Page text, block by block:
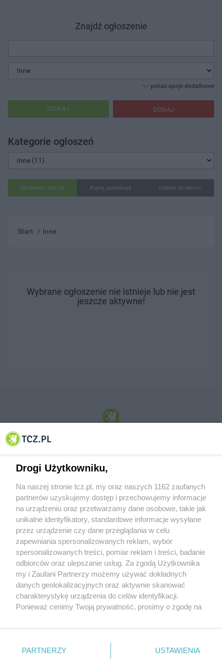
Znajdź ogłoszenie
pokaż opcje dodatkowe
DODAJ
SZUKAJ
Kategorie ogłoszeń
Sprzedam, oferuję Kupię, poszukuję Oddam za darmo
Start Inne
Wybrane ogłoszenie nie istnieje lub nie jest
jeszcze aktywne!
© 2001-2026 Tczew - TCZ.PL Sp. z o.o. Internetowy Serwis Informacyjny Miasta
O FIRMIE POLITYKA PRYWATNOŚCI HOSTING
REKLAMA WSPÓŁPRACA RSS FACEBOOK KONTAKT
Nasze serwisy
Aktualności
Tcz24
Historia miasta
Muzyka i kultura
Archiwum wydarzeń
Zdjęcia miasta
Drogi Użytkowniku,
Na naszej stronie tcz.pl, my oraz naszych 1162 zaufanych
partnerów uzyskujemy dostęp i przechowujemy informacje
na urządzeniu oraz przetwarzamy dane osobowe, takie jak
unikalne identyfikatory, standardowe informacje wysyłane
przez urządzenie czy dane przeglądania w celu
zapewniania spersonalizowanych reklam, wybór
spersonalizowanych treści, pomiar reklam i treści, badanie
odbiorców oraz ulepszanie usług. Za zgodą Użytkownika
my i Zaufani Partnerzy możemy używać dokładnych
danych geolokalizacyjnych oraz aktywnie skanować
charakterystykę urządzenia do celów identyfikacji.
Ponieważ cenimy Twoją prywatność, prosimy o zgodę na
znajdujący się w lewym dolnym rogu strony
. Niektóre
PARTNERZY USTAWIENIA